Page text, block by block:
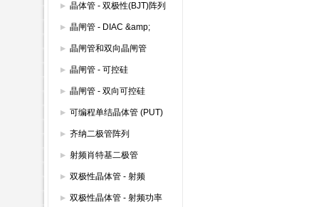
晶体管 - 双极性(BJT)阵列
晶闸管 - DIAC &amp;
SIDAC
晶闸管和双向晶闸管
晶闸管 - 可控硅
晶闸管 - 双向可控硅
(TRIAC)
可编程单结晶体管 (PUT)
齐纳二极管阵列
射频肖特基二极管
双极性晶体管 - 射频
双极性晶体管 - 射频功率